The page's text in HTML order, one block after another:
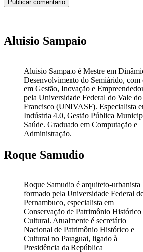
Aluisio Sampaio
Aluisio Sampaio é Mestre em
Desenvolvimento do Semiárido, com
em Gestão, Inovação e
pela Universidade Federal do Vale do
Francisco (UNIVASF). Especialista
Indústria 4.0, Gestão Pública
Saúde. Graduado em Computação e
Administração.
Roque Samudio
Roque Samudio é arquiteto-urbanista
formado pela Universidade Federal de
Pernambuco, especialista em
Conservação de Patrimônio Histórico
Cultural. Atualmente é secretário
Nacional de Patrimônio Histórico e
Cultural no Paraguai, ligado à
Presidência da República